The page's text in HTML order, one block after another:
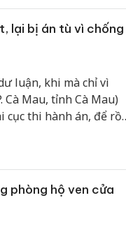
lại bị án tù vì chống
luận, khi mà chỉ vì
Mau, tỉnh Cà Mau)
cục thi hành án, để rồi
phòng hộ ven cửa